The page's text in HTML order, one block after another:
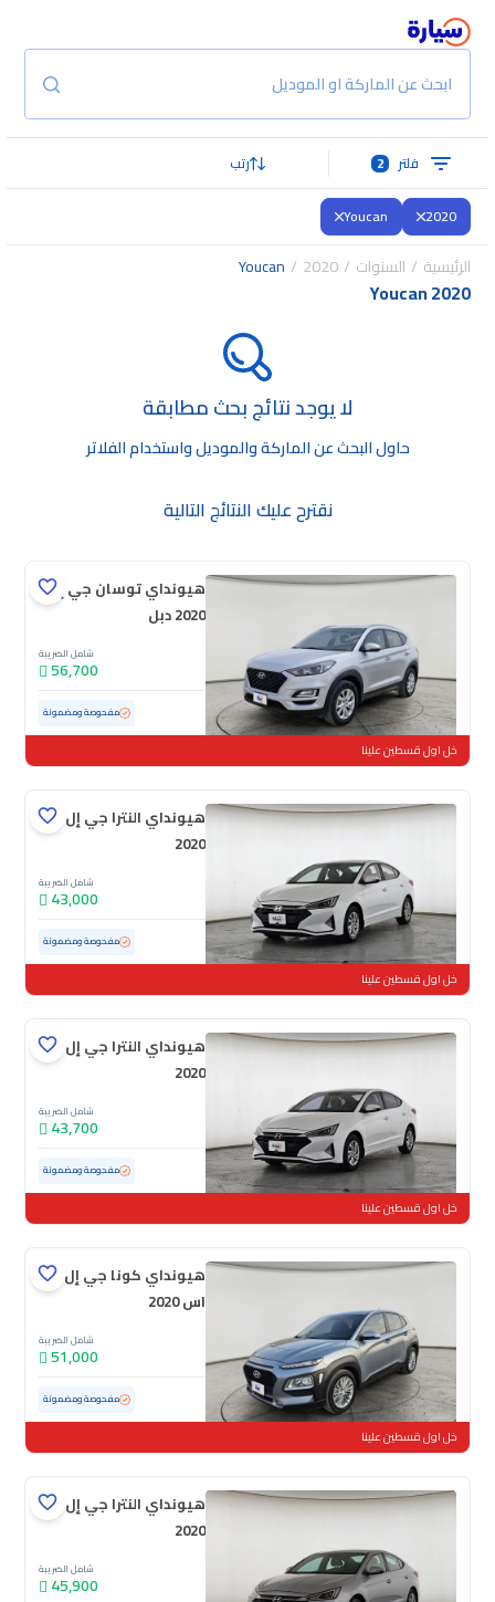
ابحث عن الماركة او الموديل
فلتر 2 رتب
2020
Youcan
الرئيسية السنوات 2020
Youcan
Youcan 2020
لا يوجد نتائج بحث مطابقة
حاول البحث عن الماركة والموديل واستخدام الفلاتر
نقترح عليك النتائج التالية
هيونداي توسان جي إل
2020 دبل
شامل الضريبة
56,700
مستعملة 100,895 كم مفحوصة ومضمونة
خل اول قسطين علينا
هيونداي النترا جي إل
2020
شامل الضريبة
43,000
مستعملة 154,816 كم مفحوصة ومضمونة
خل اول قسطين علينا
هيونداي النترا جي إل
2020
شامل الضريبة
43,700
مستعملة 121,696 كم مفحوصة ومضمونة
خل اول قسطين علينا
هيونداي كونا جي إل
اس 2020
شامل الضريبة
51,000
مستعملة 154,441 كم مفحوصة ومضمونة
خل اول قسطين علينا
هيونداي النترا جي إل
2020
شامل الضريبة
45,900